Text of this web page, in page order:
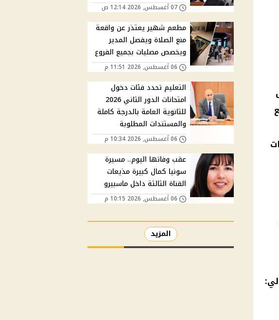
07 أغسطس, 2026 12:14 ص
مطعم شهير يعتذر عن واقعة
منع الصلاة ويفصل المدير
ويخصص مصليات بجميع الفروع
06 أغسطس, 2026 11:51 م
التعليم تحدد فئات دخول
امتحانات الدور الثاني 2026
للثانوية العامة بالدرجة كاملة
والمستندات المطلوبة
06 أغسطس, 2026 10:34 م
عقب وفاتها اليوم.. مسيرة
سونيا كمال كبيرة مذيعات
القناة الثالثة داخل ماسبيرو
06 أغسطس, 2026 10:15 م
المزيد